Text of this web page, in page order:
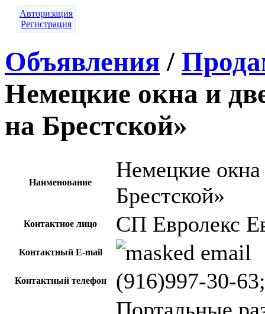
Авторизация
Регистрация
Объявления /
Немецкие окна и
на Брестской»
Наименование
Немецкие
Брестской»
Контактное лицо СП Евролекс
Контактный E-mail
Контактный телефон (916)997-30-